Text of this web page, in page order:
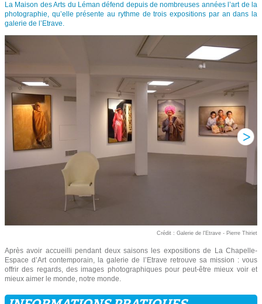
La Maison des Arts du Léman défend depuis de nombreuses années l’art de la
photographie, qu’elle présente au rythme de trois expositions par an dans la
galerie de l’Etrave.
Crédit : Galerie de l'Etrave - Pierre Thiriet
Après avoir accueilli pendant deux saisons les expositions de La Chapelle-
Espace d’Art contemporain, la galerie de l’Etrave retrouve sa mission : vous
offrir des regards, des images photographiques pour peut-être mieux voir et
mieux aimer le monde, notre monde.